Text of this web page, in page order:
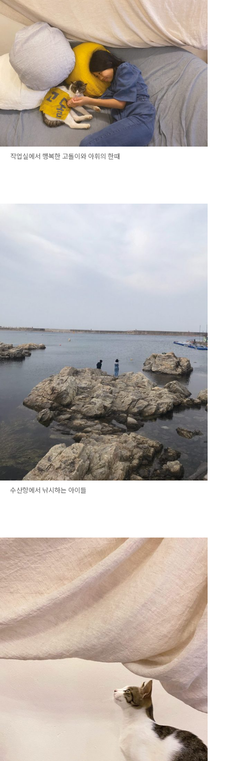
작업실에서 행복한 고돌이와 아휘의 한때
수산항에서 낚시하는 아이들